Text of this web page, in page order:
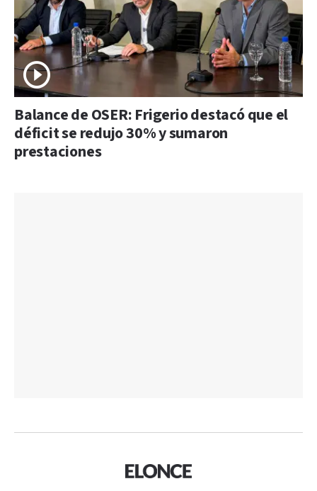
Balance de OSER: Frigerio destacó que el
déficit se redujo 30% y sumaron
prestaciones